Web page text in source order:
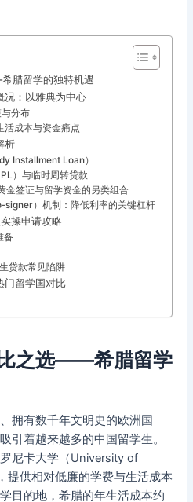
腊留学的独特机遇
况：以雅典为中心
分布
活成本与资金痛点
析
Installment Loan）
）与临时周转贷款
金签证与留学资金的另类组合
signer）机制：降低利率的关键杠杆
操申请攻略
备
贷款常见陷阱
门留学国对比
之选——希腊留学
拥有数千年文明史的欧洲国
引着越来越多的中国留学生。
尼卡大学（University of
提供相对低廉的学费与生活成本
目的地，希腊的年生活成本约